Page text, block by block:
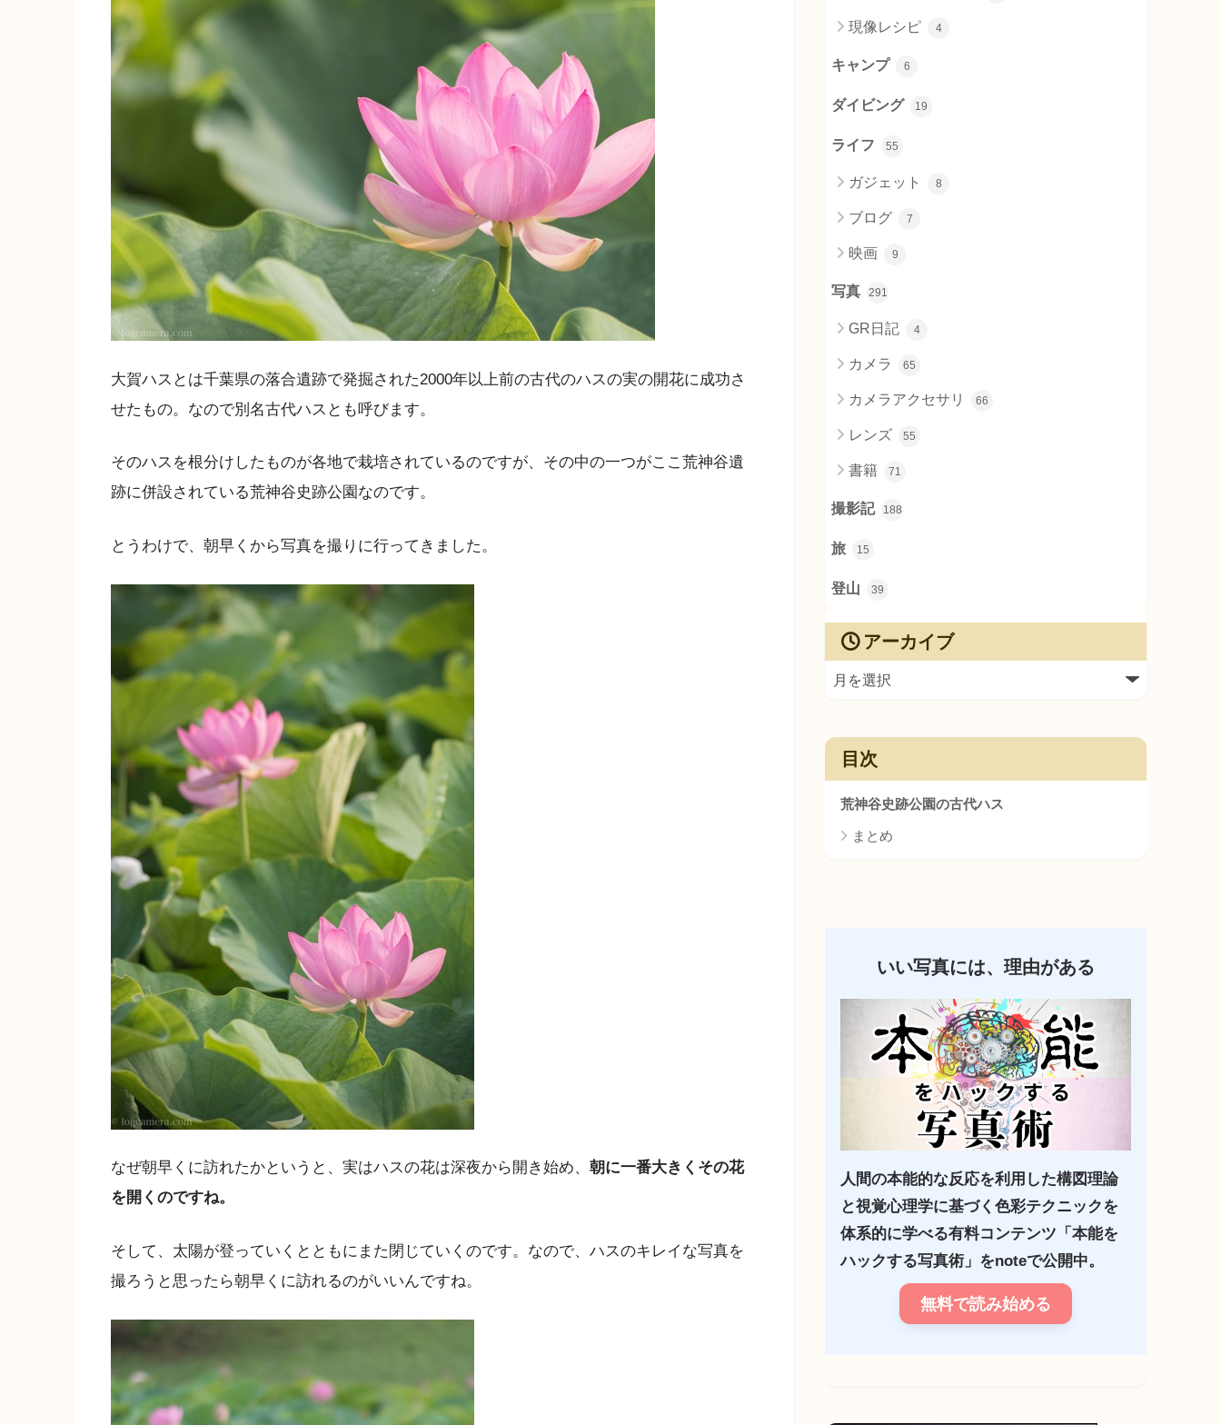
大賀ハスとは千葉県の落合遺跡で発掘された2000年以上前の古代のハスの実の開花に成功さ
せたもの。なので別名古代ハスとも呼びます。
そのハスを根分けしたものが各地で栽培されているのですが、その中の一つがここ荒神谷遺
跡に併設されている荒神谷史跡公園なのです。
とうわけで、朝早くから写真を撮りに行ってきました。
なぜ朝早くに訪れたかというと、実はハスの花は深夜から開き始め、 朝に一番大きくその花
を開くのですね。
そして、太陽が登っていくとともにまた閉じていくのです。なので、ハスのキレイな写真を
撮ろうと思ったら朝早くに訪れるのがいいんですね。
現像レシピ 4
キャンプ 6
ダイビング 19
ライフ 55
ガジェット 8
ブログ 7
映画 9
写真 291
GR日記 4
カメラ 65
カメラアクセサリ 66
レンズ 55
書籍 71
撮影記 188
旅 15
登山 39
アーカイブ
目次
荒神谷史跡公園の古代ハス
まとめ
いい写真には、理由がある
人間の本能的な反応を利用した構図理論
と視覚心理学に基づく色彩テクニックを
体系的に学べる有料コンテンツ「本能を
ハックする写真術」をnoteで公開中。
無料で読み始める